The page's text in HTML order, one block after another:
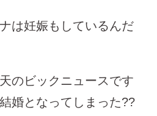
は妊娠もしているんだ
のビックニュースです
婚となってしまった??